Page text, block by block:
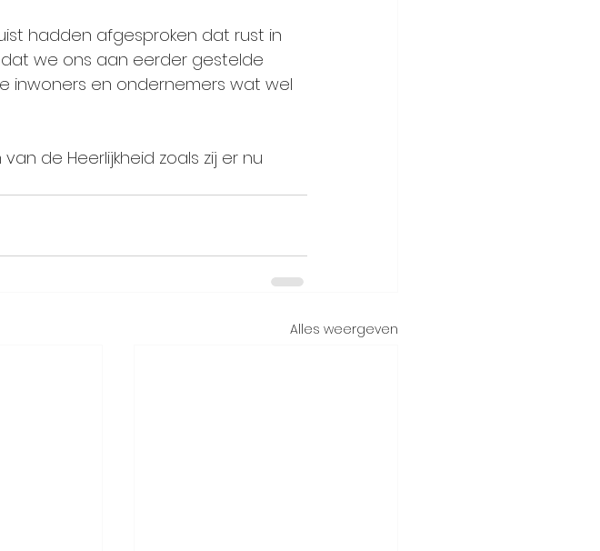
hadden afgesproken dat rust in
dat we ons aan eerder gestelde
inwoners en ondernemers wat wel
de Heerlijkheid zoals zij er nu
Alles weergeven